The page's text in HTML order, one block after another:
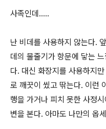
사족인데.....
난 비데를 사용하지 않는다.
데의 물줄기가 항문에 닿는
다. 대신 화장지를 사용하지
로 깨끗이 씼고 딲는다. 이런
행을 가거나 피치 못한 사정
변을 본다. 아마도 나만의 옵